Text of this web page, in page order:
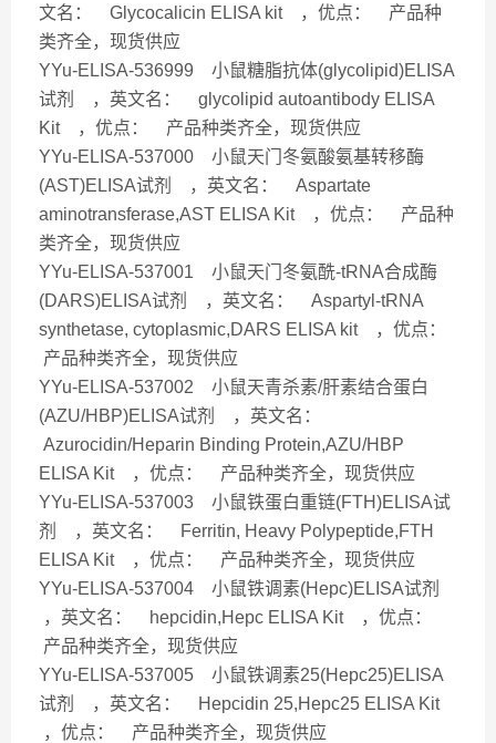
文名： Glycocalicin ELISA kit ，优点： 产品种
类齐全，现货供应
YYu-ELISA-536999 小鼠糖脂抗体(glycolipid)ELISA
试剂 ，英文名： glycolipid autoantibody ELISA
Kit ，优点： 产品种类齐全，现货供应
YYu-ELISA-537000 小鼠天门冬氨酸氨基转移酶
(AST)ELISA试剂 ，英文名： Aspartate
aminotransferase,AST ELISA Kit ，优点： 产品种
类齐全，现货供应
YYu-ELISA-537001 小鼠天门冬氨酰-tRNA合成酶
(DARS)ELISA试剂 ，英文名： Aspartyl-tRNA
synthetase, cytoplasmic,DARS ELISA kit ，优点：
产品种类齐全，现货供应
YYu-ELISA-537002 小鼠天青杀素/肝素结合蛋白
(AZU/HBP)ELISA试剂 ，英文名：
Azurocidin/Heparin Binding Protein,AZU/HBP
ELISA Kit ，优点： 产品种类齐全，现货供应
YYu-ELISA-537003 小鼠铁蛋白重链(FTH)ELISA试
剂 ，英文名： Ferritin, Heavy Polypeptide,FTH
ELISA Kit ，优点： 产品种类齐全，现货供应
YYu-ELISA-537004 小鼠铁调素(Hepc)ELISA试剂
，英文名： hepcidin,Hepc ELISA Kit ，优点：
产品种类齐全，现货供应
YYu-ELISA-537005 小鼠铁调素25(Hepc25)ELISA
试剂 ，英文名： Hepcidin 25,Hepc25 ELISA Kit
，优点： 产品种类齐全，现货供应